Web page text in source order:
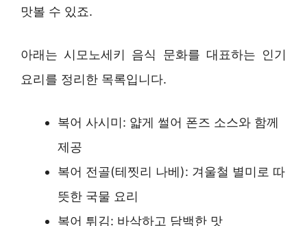
맛볼 수 있죠.
아래는 시모노세키 음식 문화를 대표하는 인기
요리를 정리한 목록입니다.
복어 사시미: 얇게 썰어 폰즈 소스와 함께
제공
복어 전골(테찟리 나베): 겨울철 별미로 따
뜻한 국물 요리
복어 튀김: 바삭하고 담백한 맛